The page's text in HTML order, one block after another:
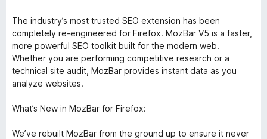
The industry’s most trusted SEO extension has been
completely re-engineered for Firefox. MozBar V5 is a faster,
more powerful SEO toolkit built for the modern web.
Whether you are performing competitive research or a
technical site audit, MozBar provides instant data as you
analyze websites.
What’s New in MozBar for Firefox:
We’ve rebuilt MozBar from the ground up to ensure it never